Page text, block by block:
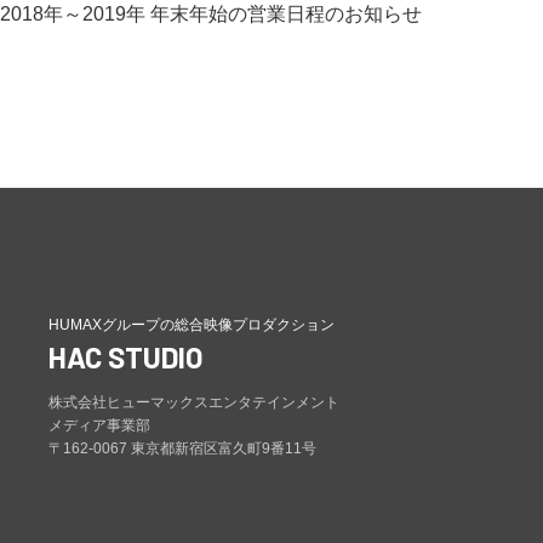
2018年～2019年 年末年始の営業日程のお知らせ
HUMAXグループの総合映像プロダクション
HAC STUDIO
株式会社ヒューマックスエンタテインメント
メディア事業部
〒162-0067 東京都新宿区富久町9番11号